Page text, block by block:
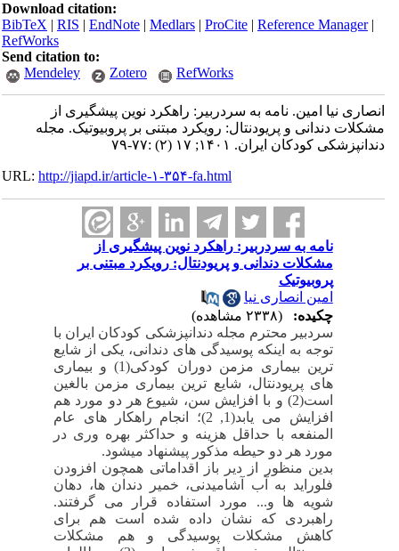
Download citation:
BibTeX|RIS|EndNote|Medlars|ProCite|Reference Manager
RefWorks
Send citation to:
Mendeley
Zotero RefWorks
انصاری نیا امین. نامه به سردربیر: راهکرد نوین پیشگیری از
مشکلات دندانی و پریودنتال: رویکرد مبتنی بر پروبیوتیک. مجله
دندانپزشکی کودکان ایران. ۱۴۰۱; ۱۷ (۲) :۷۷-۷۹
URL:http://jiapd.ir/article-۱-۳۵۴-fa.html
نامه به سردربیر: راهکرد نوین پیشگیری از
مشکلات دندانی و پریودنتال: رویکرد مبتنی بر
پروبیوتیک
امین انصاری نیا
چکیده:
سردبیر محترم مجله دندانپزشکی کودکان ایران با
توجه به اینکه پوسیدگی های دندانی، یکی از شایع
ترین بیماری مزمن دوران کودکی(1) و بیماری
های پریودنتال، شایع ترین بیماری مزمن بالغین
است(2) و با افزایش سن، شیوع هر دو مورد هم
افزایش می یابد(1, 2)؛ انجام راهکار های عام
المنفعه با حداقل هزینه و حداکثر بهره وری در
مورد هر دو حیطه مذکور پیشنهاد میشود.
بدین منظور از دیر باز اقداماتی همچون افزودن
فلوراید به آب آشامیدنی، خمیر دندان ها، دهان
شویه ها و... مورد استفاده قرار می گرفتند.
راهبردی که نشان داده شده است هم برای
کاهش مشکلات پوسیدگی و هم مشکلات